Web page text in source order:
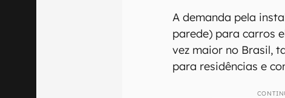
A demanda pela
parede) para carros
vez maior no Brasil,
para residências e